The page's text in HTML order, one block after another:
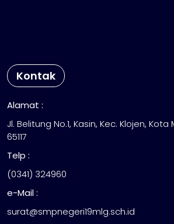
Kontak
Alamat :
Jl. Belitung No.1, Kasin, Kec. Klojen,
65117
Telp :
(0341) 324960
e-Mail :
surat@smpnegeri19mlg.sch.id